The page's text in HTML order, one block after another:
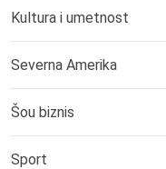
Kultura i umetnost
Severna Amerika
Šou biznis
Sport